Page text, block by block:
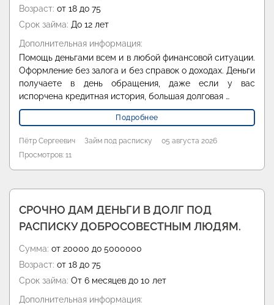
Возраст: от 18 до 75
Срок займа: До 12 лет
Дополнительная информация:
Помощь деньгами всем и в любой финансовой ситуации.
Оформление без залога и без справок о доходах. Деньги
получаете в день обращения, даже если у вас
испорчена кредитная история, большая долговая …
Подробнее
Пётр Сергеевич Займ под расписку
05 августа 2026
Просмотров: 11
СРОЧНО ДАМ ДЕНЬГИ В ДОЛГ ПОД
РАСПИСКУ ДОБРОСОВЕСТНЫМ ЛЮДЯМ.
Сумма: от 20000 до 5000000
Возраст: от 18 до 75
Срок займа: От 6 месяцев до 10 лет
Дополнительная информация: